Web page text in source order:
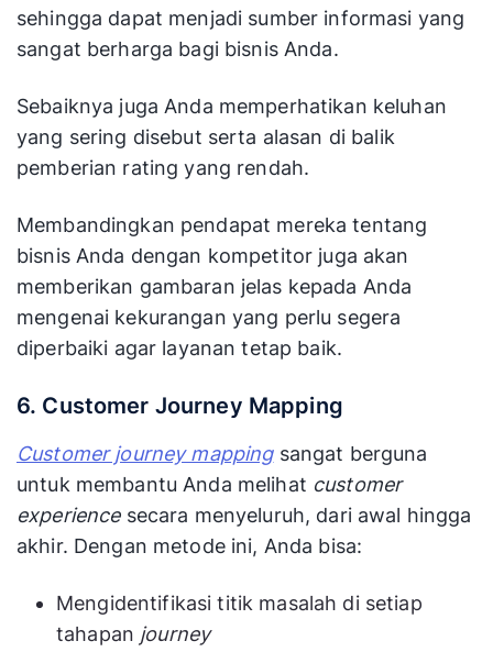
sehingga dapat menjadi sumber informasi yang
sangat berharga bagi bisnis Anda.
Sebaiknya juga Anda memperhatikan keluhan
yang sering disebut serta alasan di balik
pemberian rating yang rendah.
Membandingkan pendapat mereka tentang
bisnis Anda dengan kompetitor juga akan
memberikan gambaran jelas kepada Anda
mengenai kekurangan yang perlu segera
diperbaiki agar layanan tetap baik.
6. Customer Journey Mapping
Customer journey mappingsangat berguna
untuk membantu Anda melihat customer
experiencesecara menyeluruh, dari awal hingga
akhir. Dengan metode ini, Anda bisa:
Mengidentifikasi titik masalah di setiap
tahapan journey